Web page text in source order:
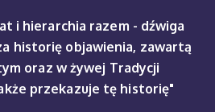
i hierarchia razem - dźwiga
historię objawienia, zawartą
oraz w żywej Tradycji
przekazuje tę historię"